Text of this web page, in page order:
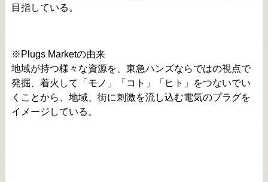
目指している。
※Plugs Marketの由来
地域が持つ様々な資源を、東急ハンズならではの視点で
発掘、着火して「モノ」「コト」「ヒト」をつないでい
くことから、地域、街に刺激を流し込む電気のプラグを
イメージしている。